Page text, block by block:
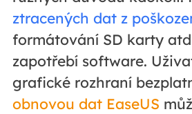
ztracených dat z
formátování SD karty
zapotřebí software.
grafické rozhraní
obnovou dat EaseUS